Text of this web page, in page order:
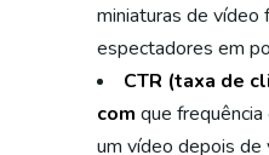
miniaturas de vídeo
espectadores em
CTR (taxa de
com que
um vídeo depois de